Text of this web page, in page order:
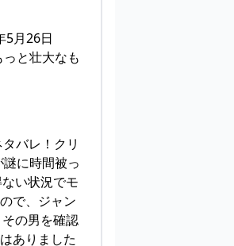
5月26日
と壮大なも
バレ！クリ
に時間被っ
い状況でモ
で、ジャン
の男を確認
ありました